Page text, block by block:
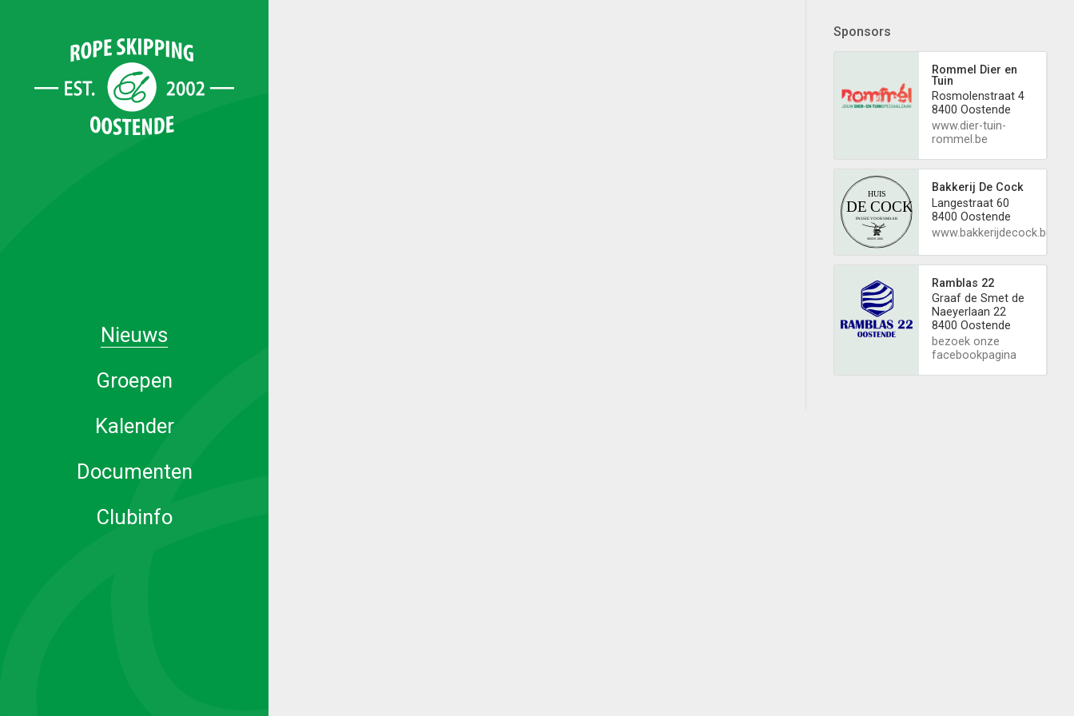
Nieuws
Groepen
Kalender
Documenten
Clubinfo
Sponsors
Rommel Dier en
Tuin
Rosmolenstraat 4
8400 Oostende
www.dier-tuin-
rommel.be
Bakkerij De Cock
Langestraat 60
8400 Oostende
www.bakkerijdecock.be
Ramblas 22
Graaf de Smet de
Naeyerlaan 22
8400 Oostende
bezoek onze
facebookpagina